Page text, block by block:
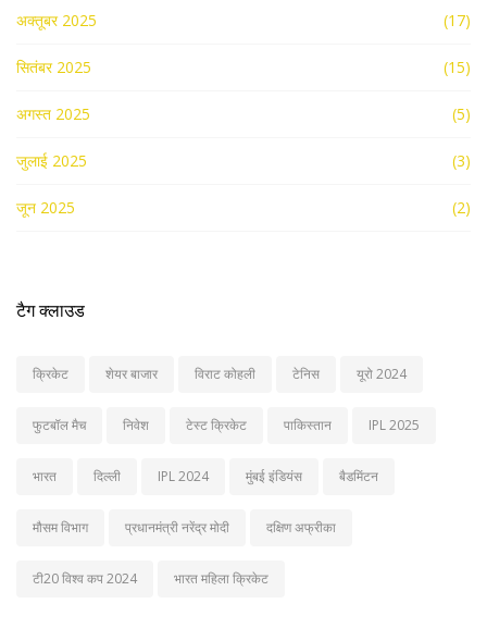
अक्तूबर 2025 (17)
सितंबर 2025 (15)
अगस्त 2025 (5)
जुलाई 2025 (3)
जून 2025 (2)
टैग क्लाउड
क्रिकेट शेयर बाजार विराट कोहली टेनिस यूरो 2024
फुटबॉल मैच निवेश टेस्ट क्रिकेट पाकिस्तान IPL 2025
भारत दिल्ली IPL 2024 मुंबई इंडियंस बैडमिंटन
मौसम विभाग प्रधानमंत्री नरेंद्र मोदी दक्षिण अफ्रीका
टी20 विश्व कप 2024 भारत महिला क्रिकेट